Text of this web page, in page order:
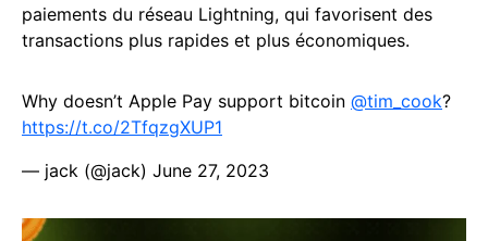
paiements du réseau Lightning, qui favorisent des
transactions plus rapides et plus économiques.
Why doesn’t Apple Pay support bitcoin @tim_cook?
https://t.co/2TfqzgXUP1
— jack (@jack) June 27, 2023